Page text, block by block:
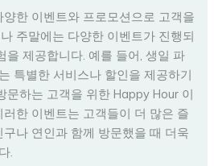
한 이벤트와 프로모션으로 고객을
주말에는 다양한 이벤트가 진행되
을 제공합니다. 예를 들어, 생일 파
특별한 서비스나 할인을 제공하기
문하는 고객을 위한 Happy Hour 이
한 이벤트는 고객들이 더 많은 즐
나 연인과 함께 방문했을 때 더욱
.